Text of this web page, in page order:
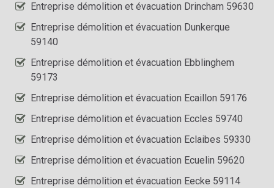
Entreprise démolition et évacuation Drincham 59630
Entreprise démolition et évacuation Dunkerque
59140
Entreprise démolition et évacuation Ebblinghem
59173
Entreprise démolition et évacuation Ecaillon 59176
Entreprise démolition et évacuation Eccles 59740
Entreprise démolition et évacuation Eclaibes 59330
Entreprise démolition et évacuation Ecuelin 59620
Entreprise démolition et évacuation Eecke 59114